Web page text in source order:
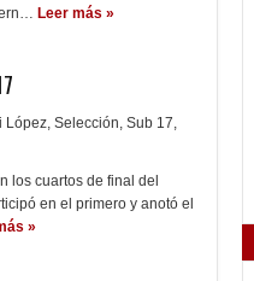
Leer más »
López, Selección, Sub 17,
los cuartos de final del
en el primero y anotó el
»